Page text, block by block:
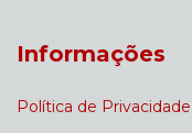
Informações
Política de Privacidade